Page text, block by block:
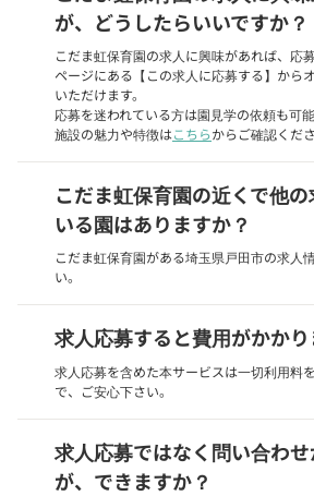
が、どうしたらいいですか？
こだま虹保育園の求人に興味があれば、応
ページにある【この求人に応募する】から
いただけます。
応募を迷われている方は園見学の依頼も可能
施設の魅力や特徴はこちらからご確認くだ
こだま虹保育園の近くで他
いる園はありますか？
こだま虹保育園がある埼玉県戸田市の求人
い。
求人応募すると費用がかかり
求人応募を含めた本サービスは一切利用料
で、ご安心下さい。
求人応募ではなく問い合わ
が、できますか？